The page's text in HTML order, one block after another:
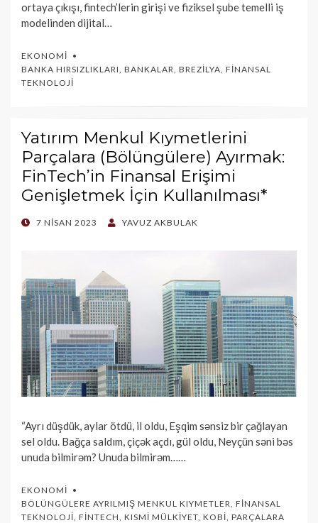
ortaya çıkışı, fintech’lerin girişi ve fiziksel şube temelli iş
modelinden dijital…
EKONOMI
BANKA HIRSIZLIKLARI, BANKALAR, BREZILYA, FINANSAL
TEKNOLOJI
Yatırım Menkul Kıymetlerini
Parçalara (Bölüngülere) Ayırmak:
FinTech’in Finansal Erişimi
Genişletmek İçin Kullanılması*
POSTED
7 NISAN 2023 YAVUZ AKBULAK
“Ayrı düşdük, aylar ötdü, il oldu, Eşqim sənsiz bir çağlayan
sel oldu. Bağça saldım, çiçək açdı, gül oldu, Neyçün səni bəs
unuda bilmirəm? Unuda bilmirəm……
EKONOMI
BÖLÜNGÜLERE AYRILMIŞ MENKUL KIYMETLER FINANSAL
TEKNOLOJI FINTECH KISMI MÜLKIYET KOBİ PARÇALARA